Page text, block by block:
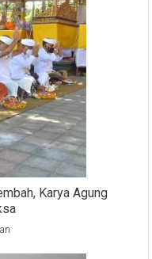
Karya Agung